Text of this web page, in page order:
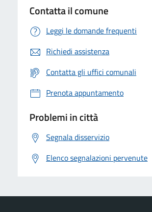
Contatta il comune
Leggi le domande frequenti
Richiedi assistenza
Contatta gli uffici comunali
Prenota appuntamento
Problemi in città
Segnala disservizio
Elenco segnalazioni pervenute